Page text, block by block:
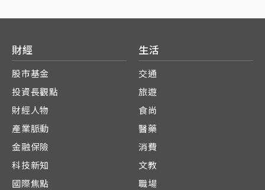
財經
股市基金
投資長觀點
財經人物
產業脈動
金融保險
科技新知
國際焦點
生活
交通
旅遊
食尚
醫藥
消費
文教
職場